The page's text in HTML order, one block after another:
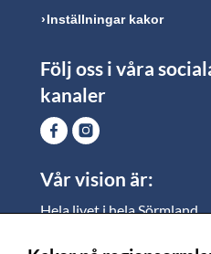
Inställningar kakor
Följ oss i våra
kanaler
Vår vision är:
Hela livet i hela Sörmland.
vi vill skapa jämlika